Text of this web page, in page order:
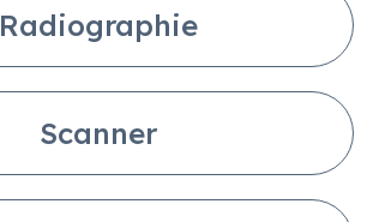
Radiographie
Scanner